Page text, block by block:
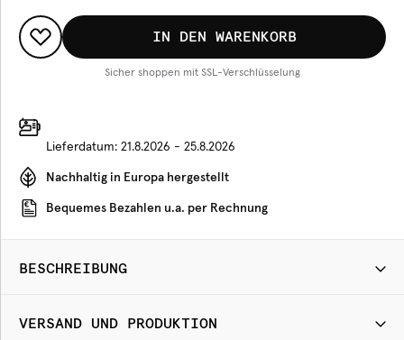
IN DEN WARENKORB
Sicher shoppen mit SSL-Verschlüsselung
Lieferdatum: 21.8.2026 - 25.8.2026
Nachhaltig in Europa hergestellt
Bequemes Bezahlen u.a. per Rechnung
BESCHREIBUNG
VERSAND UND PRODUKTION